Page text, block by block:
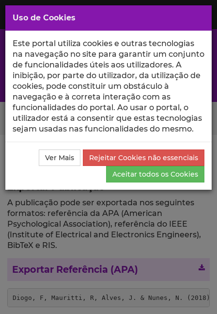
Saltar
para
Conteúdo
Principal
A excelência da investigação e ciência no Iscte
Search Button
Ciência_Iscte Comunicações
Descrição Detalhada
da Comunicação
Exportar
A publicação pode ser exportada nos seguintes
formatos: referência da APA (American
Psychological Association), referência do IEEE
(Institute of Electrical and Electronics Engineers),
BibTeX e RIS.
Exportar Referência (APA)
Diogo, F, Mauritti, R, Alves, J. & Nunes, N. (2018).
Uso de Cookies
Este portal utiliza cookies e outras tecnologias
na navegação no site para garantir um conjunto
de funcionalidades úteis aos utilizadores. A
inibição, por parte do utilizador, da utilização de
cookies, pode constituir um obstáculo à
navegação e à correta interação com as
funcionalidades do portal. Ao usar o portal, o
utilizador está a consentir que estas tecnologias
sejam usadas nas funcionalidades do mesmo.
Ver Mais
Rejeitar Cookies não essenciais
Aceitar todos os Cookies